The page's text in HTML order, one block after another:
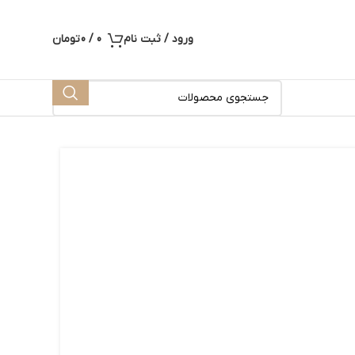
ورود / ثبت نام 0
/
0تومان